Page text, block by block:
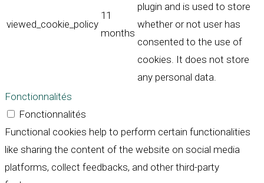
viewed_cookie_policy
11
months
plugin and is used to store
whether or not user has
consented to the use of
cookies. It does not store
any personal data.
Fonctionnalités
Fonctionnalités
Functional cookies help to perform certain functionalities
like sharing the content of the website on social media
platforms, collect feedbacks, and other third-party